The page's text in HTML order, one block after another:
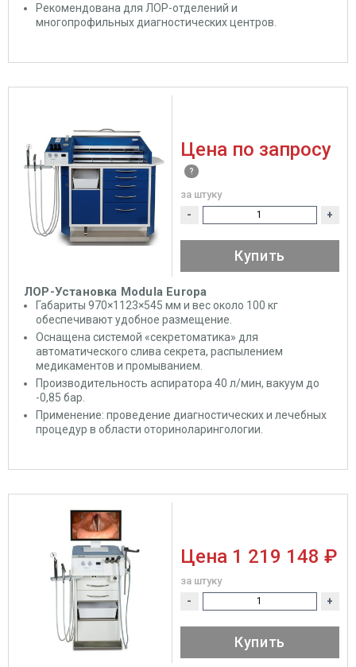
Рекомендована для ЛОР-отделений и
многопрофильных диагностических центров.
ЛОР-Установка Modula Europa
Габариты 970×1123×545 мм и вес около 100 кг
обеспечивают удобное размещение.
Оснащена системой «секретоматика» для
автоматического слива секрета, распылением
медикаментов и промыванием.
Производительность аспиратора 40 л/мин, вакуум до
-0,85 бар.
Применение: проведение диагностических и лечебных
процедур в области оториноларингологии.
Цена по запросу
за штуку
- +
Купить
Цена 1 219 148 ₽
за штуку
- +
Купить